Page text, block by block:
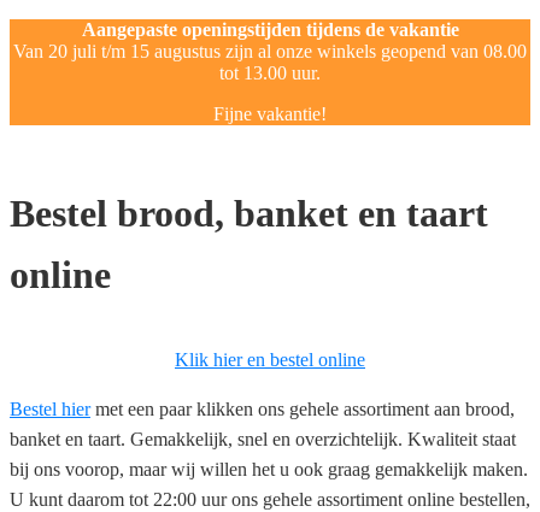
Aangepaste openingstijden tijdens de vakantie
Van 20 juli t/m 15 augustus zijn al onze winkels geopend van 08.00
tot 13.00 uur.
Fijne vakantie!
Bestel brood, banket en taart
online
Klik hier en bestel online
Bestel hiermet een paar klikken ons gehele assortiment aan brood,
banket en taart. Gemakkelijk, snel en overzichtelijk. Kwaliteit staat
bij ons voorop, maar wij willen het u ook graag gemakkelijk maken.
U kunt daarom tot 22:00 uur ons gehele assortiment online bestellen,